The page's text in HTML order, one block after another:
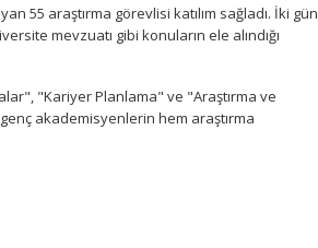
55 araştırma görevlisi katılım sağladı. İki gün
mevzuatı gibi konuların ele alındığı
"Kariyer Planlama" ve "Araştırma ve
akademisyenlerin hem araştırma